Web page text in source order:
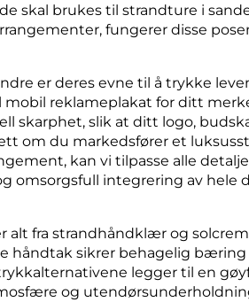
skal brukes til strandture i
fungerer disse
er deres evne til å trykke
reklameplakat for ditt
skarphet, slik at ditt logo,
om du markedsfører et
kan vi tilpasse alle
omsorgsfull integrering av hele
fra strandhåndklær og
håndtak sikrer behagelig bæring
legger til en
og